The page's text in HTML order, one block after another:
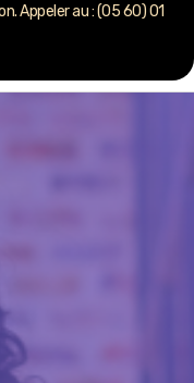
Appeler au : (05 60) 01